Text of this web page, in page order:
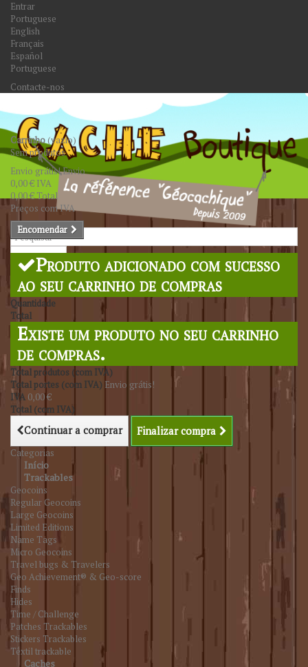
Entrar
Portuguese
English
Français
Español
Portuguese
Contacte-nos
Pesquisar
Carrinho(vazio)
Sem produtos
Envio grátis!Envio
0,00 € IVA
0,00 €Total
Preços com IVA
Encomendar
Produto adicionado com sucesso
ao seu carrinho de compras
Quantidade
Total
Existe um produto no seu carrinho
de compras.
Total produtos (com IVA)
Total portes (com IVA) Envio grátis!
IVA 0,00 €
Total (com IVA)
Continuar a comprar Finalizar compra
Categorias
Início
Trackables
Geocoins
Regular Geocoins
Large Geocoins
Limited Editions
Name Tags
Micro Geocoins
Travel bugs & Travelers
Geo Achievement® & Geo-score
Finds
Hides
Time / Challenge
Patches Trackables
Stickers Trackables
Têxtil trackable
Caches